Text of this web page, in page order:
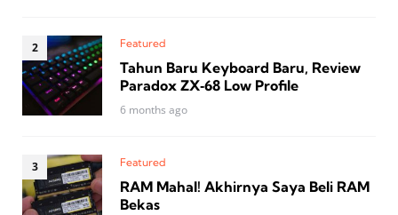
Featured
Tahun Baru Keyboard Baru, Review
Paradox ZX‑68 Low Profile
6 months ago
Featured
RAM Mahal! Akhirnya Saya Beli RAM
Bekas